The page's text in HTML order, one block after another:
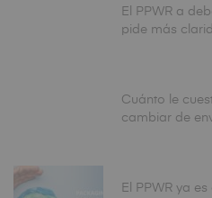
El PPWR a
pide más
Cuánto le
cambiar de
El PPWR ya